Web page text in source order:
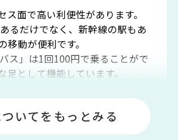
ス面で高い利便性があります。
るだけでなく、新幹線の駅もあ
移動が便利です。
ス」は1回100円で乗ることがで
足として機能しています。
が多くあります。JR「大久保
ブレ・イオンをはじめとした買
り、買い物にも困りません。
いてをもっとみる